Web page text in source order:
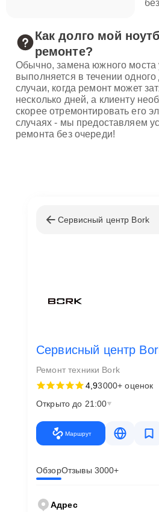
Как долго мой
ремонте?
Обычно, замена южного моста
выполняется в течении
случаи, когда ремонт может
несколько дней, а клиенту
скорее отремонтировать его
случаях - мы предоставляем
ремонта без очереди!
Сервисный центр Bork
Сервисный центр
Ремонт техники Bork
4,93000+ оценок
Открыто до 21:00
Маршрут
ОбзорОтзывы 3000+
Адрес